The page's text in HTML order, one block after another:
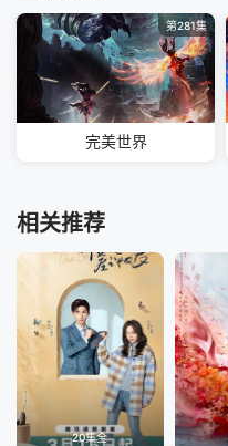
第281集
完美世界
相关推荐
20集全